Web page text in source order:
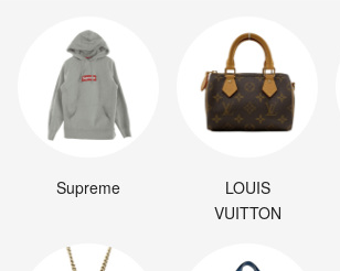
Supreme
LOUIS
VUITTON